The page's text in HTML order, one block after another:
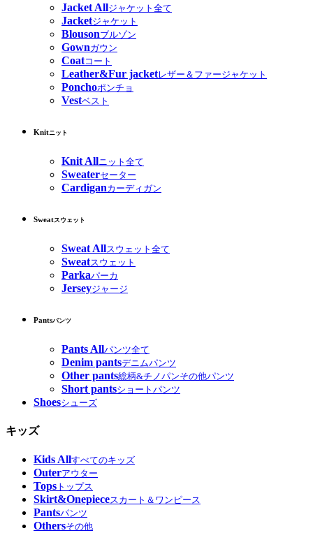
Jacket Allジャケット全て
Jacketジャケット
Blousonブルゾン
Gownガウン
Coatコート
Leather&Fur jacketレザー＆ファージャケット
Ponchoポンチョ
Vestベスト
Knitニット
Knit Allニット全て
Sweaterセーター
Cardiganカーディガン
Sweatスウェット
Sweat Allスウェット全て
Sweatスウェット
Parkaパーカ
Jerseyジャージ
Pantsパンツ
Pants Allパンツ全て
Denim pantsデニムパンツ
Other pants総柄&チノパンその他パンツ
Short pantsショートパンツ
Shoesシューズ
キッズ
Kids Allすべてのキッズ
Outerアウター
Tops トップス
Skirt&Onepieceスカート＆ワンピース
Pantsパンツ
Othersその他